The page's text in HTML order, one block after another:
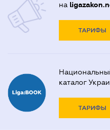
на
ТАРИФЫ
каталог
ТАРИФЫ